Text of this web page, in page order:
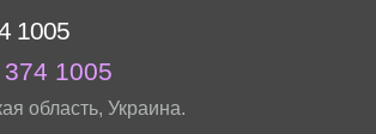
1005
1005
область, Украина.